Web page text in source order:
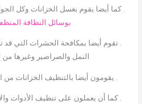
. كما أيضا يقوم بغسل الخزانات وكل
بوسائل النظافة
. تقوم أيضا بمكافحة الحشرات التي
النمل والصراصير وغيرها
. يقومون أيضا بالتنظيف الخزانات من
. كما أن يعملون على تنظيف الأدوات